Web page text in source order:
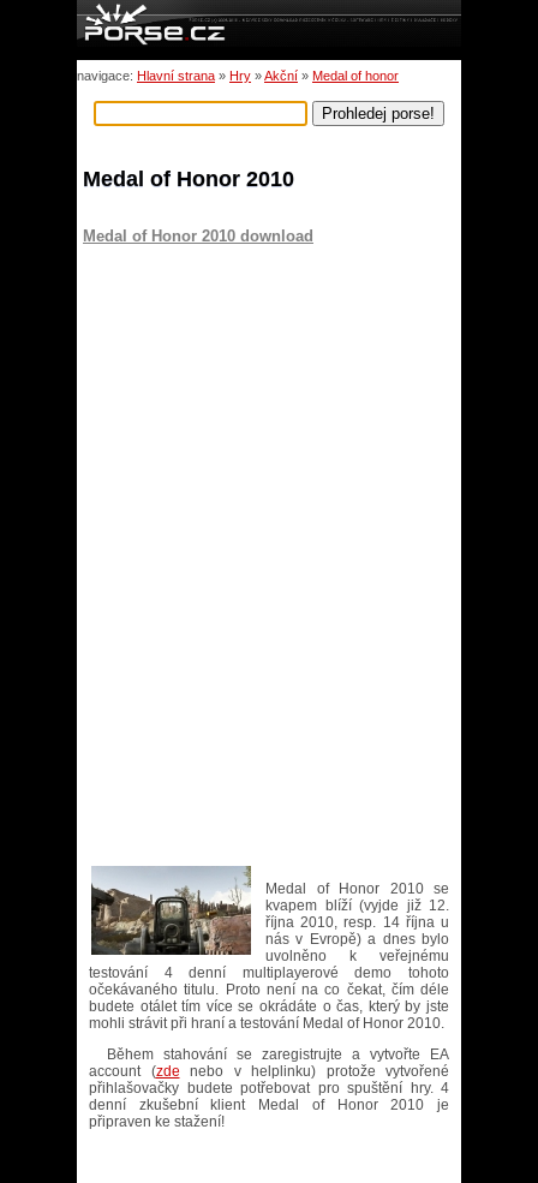
navigace: Hlavní strana » Hry »Akční » Medal of honor
Medal of Honor 2010
Medal of Honor 2010 download
Medal of Honor 2010 se
kvapem blíží (vyjde již 12.
října 2010, resp. 14 října u
nás v Evropě) a dnes bylo
uvolněno k veřejnému
testování 4 denní multiplayerové demo tohoto
očekávaného titulu. Proto není na co čekat, čím déle
budete otálet tím více se okrádáte o čas, který by jste
mohli strávit při hraní a testování Medal of Honor 2010.
Během stahování se zaregistrujte a vytvořte EA
account (zde nebo v helplinku) protože vytvořené
přihlašovačky budete potřebovat pro spuštění hry. 4
denní zkušební klient Medal of Honor 2010 je
připraven ke stažení!